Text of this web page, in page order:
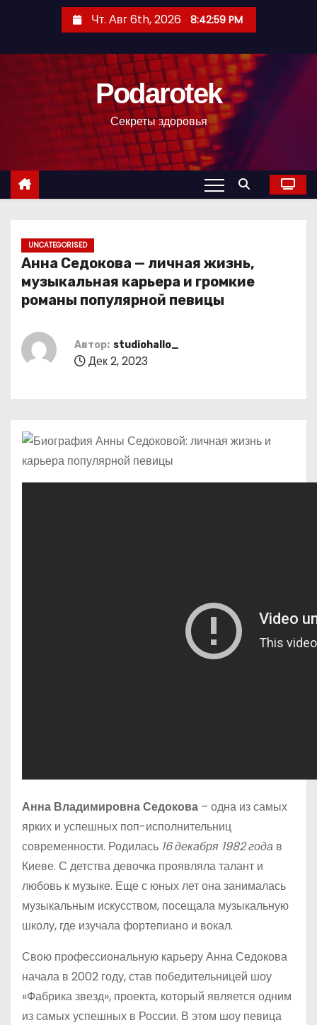
с
Чт. Авг 6th, 2026 8:43:00 PM
Podarotek
Секреты здоровья
UNCATEGORISED
Анна Седокова — личная жизнь,
музыкальная карьера и громкие
романы популярной певицы
Автор: studiohallo_
Дек 2, 2023
Анна Владимировна Седокова – одна из самых
ярких и успешных поп-исполнительниц
современности. Родилась 16 декабря 1982 года в
Киеве. С детства девочка проявляла талант и
любовь к музыке. Еще с юных лет она занималась
музыкальным искусством, посещала музыкальную
школу, где изучала фортепиано и вокал.
Свою профессиональную карьеру Анна Седокова
начала в 2002 году, став победительницей шоу
«Фабрика звезд», проекта, который является одним
из самых успешных в России. В этом шоу певица